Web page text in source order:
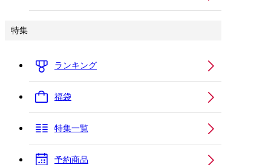
特集
ランキング
福袋
特集一覧
予約商品